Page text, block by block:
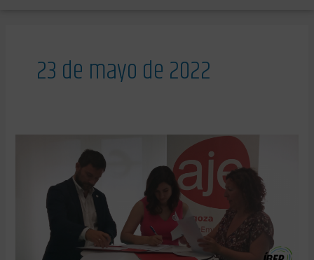
23 de mayo de 2022
Sostenibilidad